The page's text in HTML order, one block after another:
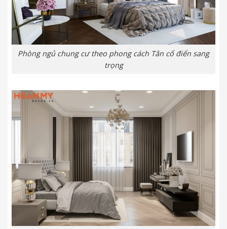
Phòng ngủ chung cư theo phong cách Tân cổ điển sang
trọng